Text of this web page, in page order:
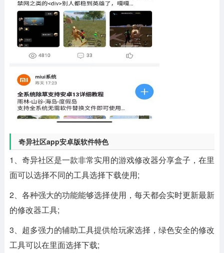
奇异社区app安卓版软件特色
1、奇异社区是一款非常实用的游戏修改器分享盒子，在里
面可以选择不同的工具选择下载使用;
2、各种强大的功能能够选择使用，每天都会实时更新最新
的修改器工具;
3、超多强力的辅助工具提供给玩家选择，绿色安全的修改
工具可以在里面选择下载;